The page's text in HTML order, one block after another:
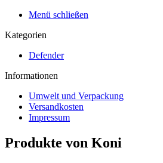
Menü schließen
Kategorien
Defender
Informationen
Umwelt und Verpackung
Versandkosten
Impressum
Produkte von Koni